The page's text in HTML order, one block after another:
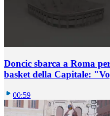
Doncic sbarca a Roma
basket della Capitale:
00:59